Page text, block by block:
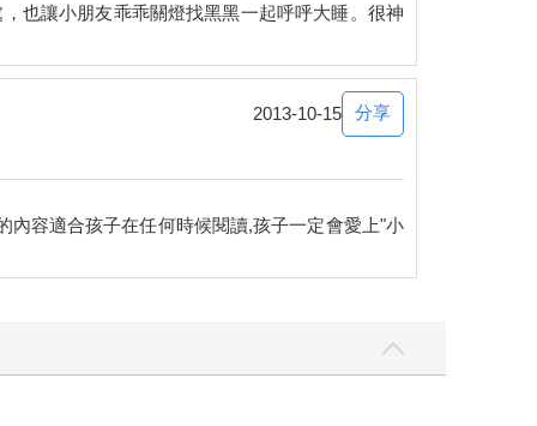
也讓小朋友乖乖關燈找黑黑一起呼呼大睡。很神
2013-10-15 分享
內容適合孩子在任何時候閱讀,孩子一定會愛上"小